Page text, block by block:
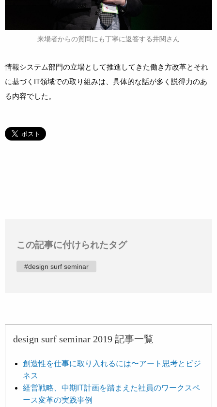
来場者からの質問にも丁寧に返答する井関さん
情報システム部門の立場として推進してきた働き方改革とそれ
に基づくIT領域での取り組みは、具体的な話が多く説得力のあ
る内容でした。
この記事に付けられたタグ
#design surf seminar
design surf seminar 2019 記事一覧
創造性を仕事に取り入れるには〜アート思考とビジ
ネス
経営戦略、中期IT計画を踏まえた社員のワークスペ
ース変革の実践事例